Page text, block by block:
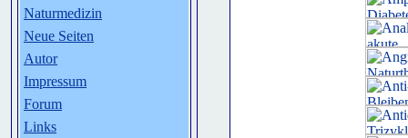
Naturmedizin
Neue Seiten
Autor
Impressum
Forum
Links